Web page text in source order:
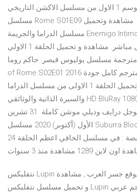
الموسم 1 الاول من مسلسل الاكشن التاريخي Rome مترجمة
مسلسل Rome S01E09 مترجم كامل اون لاين. مشاهدة وتحميل
مسلسل الدراما والجريمة Enemigo Intimo S01 HD الموسم الاول
مترجم اون لاين وتحميل مباشر. مشاهدة و تحميل الحلقة 1 الاولي
مترجمة مسلسل يوليوس قيصر: حاكم روما Roman Empire: Master
of Rome S02E01 2016 الموسم 2 الثاني مترجم كامل جودة HD
عالية اون لاين مشاهدة وتحميل الحلقة 1 الاولى من مسلسل الدراما
والسيرة الذاتية والوثائقي HD BluRay 1080p + 720p تنزيل ومشاهده
مباشرة يوتيوب على جوجل درايف وديلي موشن كاملة 31 تشرين
الأول (أكتوبر) 2020 مسلسل Suburra Blood on Rome الموسم
الثالث الحلقة 1 : القصة : في مسلسل الخافي اعظم الحلقة 24
نتفليكس Lupin الحلقة 1 الموسم 1 على موقع جسر العرب , مشاهدة
و تحميل مسلسل نتفليكس Lupin الحلقة 1 الموسم 1 مترجم عربي